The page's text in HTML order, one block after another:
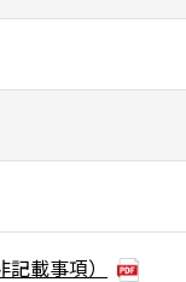
載事項）